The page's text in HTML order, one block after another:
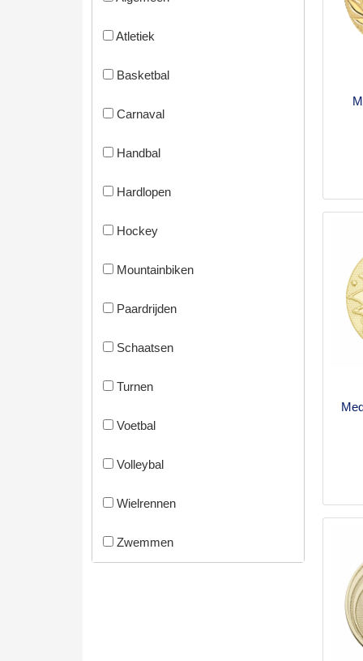
Atletiek
Basketbal
Carnaval
Handbal
Hardlopen
Hockey
Mountainbiken
Paardrijden
Schaatsen
Turnen
Voetbal
Volleybal
Wielrennen
Zwemmen